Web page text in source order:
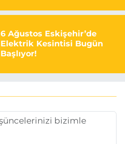
6 Ağustos Eskişehir’de
Elektrik Kesintisi Bugün
Başlıyor!